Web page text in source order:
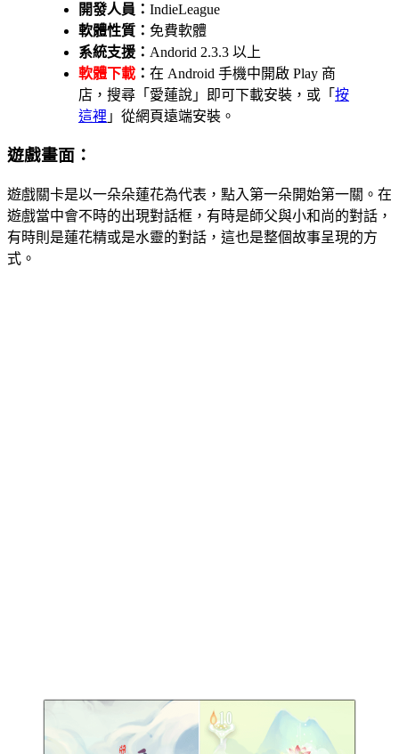
開發人員： IndieLeague
軟體性質： 免費軟體
系統支援： Andorid 2.3.3 以上
軟體下載 ： 在 Android 手機中開啟 Play 商
店，搜尋「愛蓮說」即可下載安裝，或「 按
這裡 」從網頁遠端安裝。
遊戲畫面：
遊戲關卡是以一朵朵蓮花為代表，點入第一朵開始第一關。在
遊戲當中會不時的出現對話框，有時是師父與小和尚的對話，
有時則是蓮花精或是水靈的對話，這也是整個故事呈現的方
式。